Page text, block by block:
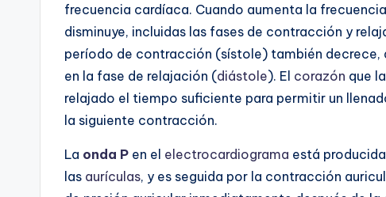
frecuencia cardíaca. Cuando aumenta la
disminuye, incluidas las fases de contracción y
período de contracción (sístole) también decrece,
en la fase de relajación (diástole). El corazón que
relajado el tiempo suficiente para permitir un
la siguiente contracción.
La onda P en el electrocardiograma está
las aurículas, y es seguida por la contracción